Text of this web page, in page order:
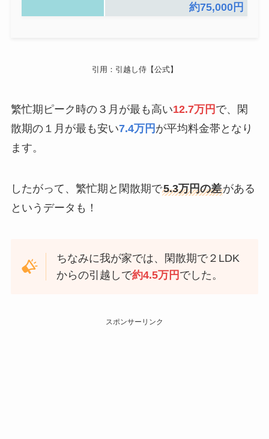
約75,000円
引用：引越し侍【公式】
繁忙期ピーク時の３月が最も高い12.7万円 で、閑
散期の１月が最も安い7.4万円 が平均料金帯となり
ます。
したがって、繁忙期と閑散期で5.3万円の差がある
というデータも！
ちなみに我が家では、閑散期で２LDK
からの引越しで約4.5万円 でした。
スポンサーリンク